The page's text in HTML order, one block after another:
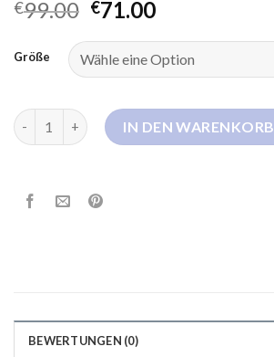
€99.00 €71.00
Größe
extra langer daunenmantel damen Menge
IN DEN WARENKORB
BEWERTUNGEN (0)